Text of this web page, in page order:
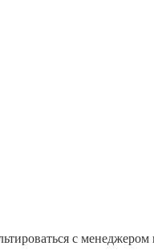
с менеджером